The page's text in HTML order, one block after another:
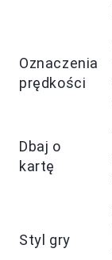
Oznaczenia
prędkości
Dbaj o
kartę
Styl gry